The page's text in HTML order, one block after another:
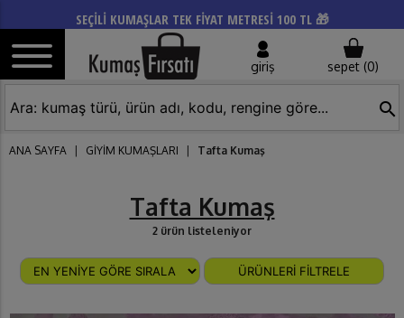
SEÇİLİ KUMAŞLAR TEK FİYAT METRESİ 100 TL 🎁
giriş sepet (0)
search
ANA SAYFA GİYİM KUMAŞLARI Tafta Kumaş
Tafta Kumaş
2 ürün listeleniyor
ÜRÜNLERİ FİLTRELE